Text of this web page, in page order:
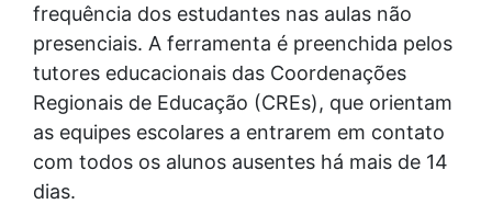
frequência dos estudantes nas aulas não
presenciais. A ferramenta é preenchida pelos
tutores educacionais das Coordenações
Regionais de Educação (CREs), que orientam
as equipes escolares a entrarem em contato
com todos os alunos ausentes há mais de 14
dias.